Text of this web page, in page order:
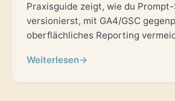
Praxisguide zeigt, wie du
versionierst, mit GA4/GSC
oberflächliches Reporting
Weiterlesen→